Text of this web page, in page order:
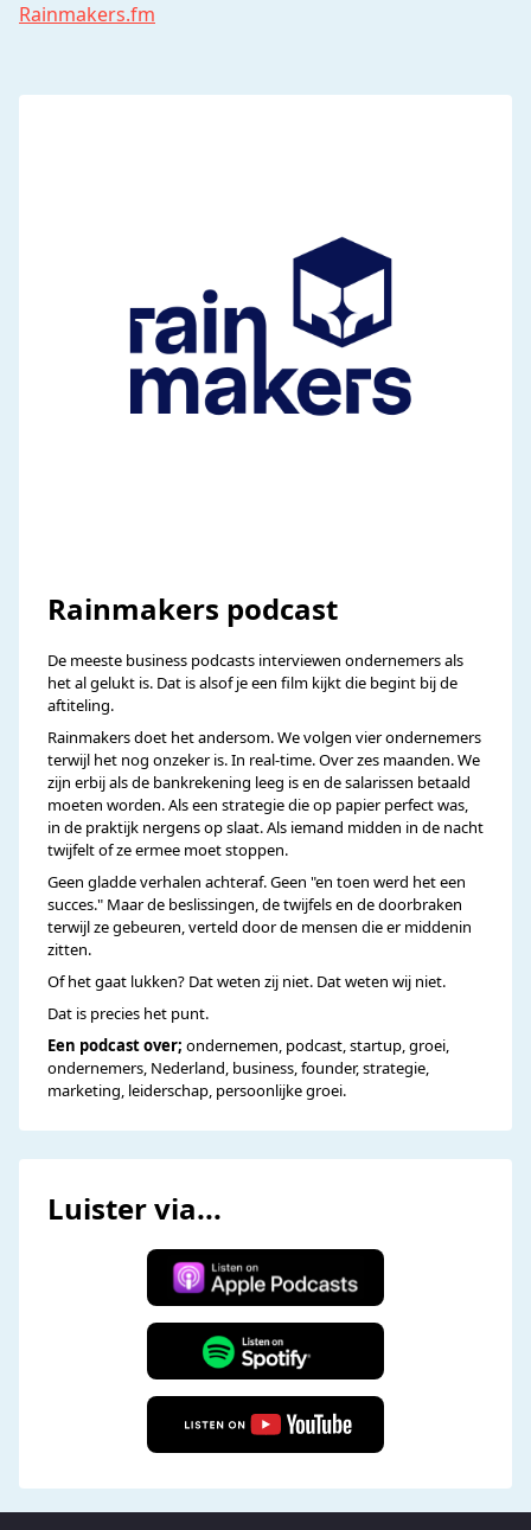
Rainmakers.fm
Rainmakers podcast
De meeste business podcasts interviewen ondernemers als
het al gelukt is. Dat is alsof je een film kijkt die begint bij de
aftiteling.
Rainmakers doet het andersom. We volgen vier ondernemers
terwijl het nog onzeker is. In real-time. Over zes maanden. We
zijn erbij als de bankrekening leeg is en de salarissen betaald
moeten worden. Als een strategie die op papier perfect was,
in de praktijk nergens op slaat. Als iemand midden in de nacht
twijfelt of ze ermee moet stoppen.
Geen gladde verhalen achteraf. Geen "en toen werd het een
succes." Maar de beslissingen, de twijfels en de doorbraken
terwijl ze gebeuren, verteld door de mensen die er middenin
zitten.
Of het gaat lukken? Dat weten zij niet. Dat weten wij niet.
Dat is precies het punt.
Een podcast over; ondernemen, podcast, startup, groei,
ondernemers, Nederland, business, founder, strategie,
marketing, leiderschap, persoonlijke groei.
Luister via...